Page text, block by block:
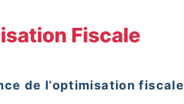
Fiscale
de l’optimisation fiscale